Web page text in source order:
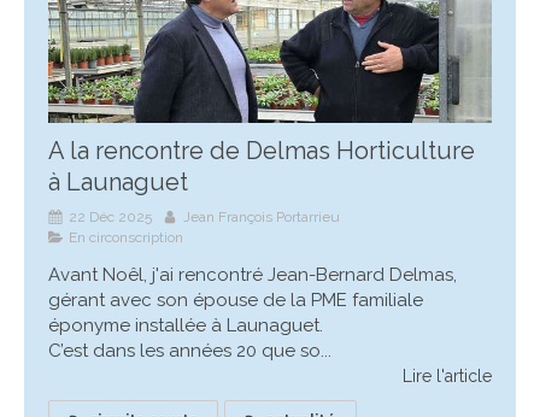
A la rencontre de Delmas Horticulture
à Launaguet
22 Déc 2025
Jean François Portarrieu
En circonscription
Avant Noêl, j'ai rencontré Jean-Bernard Delmas,
gérant avec son épouse de la PME familiale
éponyme installée à Launaguet.
C’est dans les années 20 que so...
Lire l'article